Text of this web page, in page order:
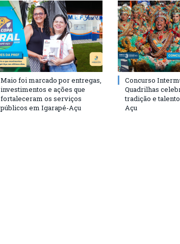
Maio foi marcado por entregas,
investimentos e ações que
fortaleceram os serviços
públicos em Igarapé-Açu
Concurso
Quadrilhas
tradição e
Açu